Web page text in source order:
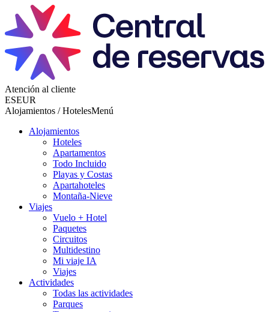
Atención al cliente
ESEUR
Alojamientos / HotelesMenú
Alojamientos
Hoteles
Apartamentos
Todo Incluido
Playas y Costas
Apartahoteles
Montaña-Nieve
Viajes
Vuelo + Hotel
Paquetes
Circuitos
Multidestino
Mi viaje IA
Viajes
Actividades
Todas las actividades
Parques